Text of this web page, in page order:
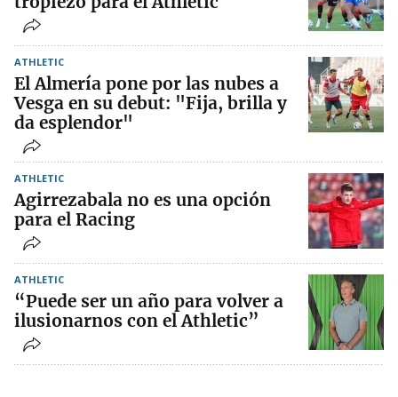
ATHLETIC
El Almería pone por las nubes a
Vesga en su debut: "Fija, brilla y
da esplendor"
ATHLETIC
Agirrezabala no es una opción
para el Racing
ATHLETIC
“Puede ser un año para volver a
ilusionarnos con el Athletic”